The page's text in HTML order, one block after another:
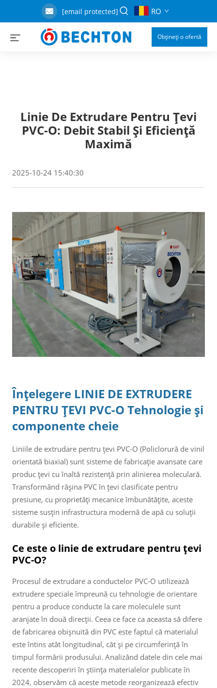
[email protected] RO
Obțineți o ofertă
Linie De Extrudare Pentru Țevi
PVC-O: Debit Stabil Și Eficiență
Maximă
2025-10-24 15:40:30
Înțelegere LINIE DE EXTRUDERE
PENTRU ŢEVI PVC-O Tehnologie și
componente cheie
Liniile de extrudare pentru țevi PVC-O (Policlorură de vinil
orientată biaxial) sunt sisteme de fabricație avansate care
produc țevi cu înaltă rezistență prin alinierea moleculară.
Transformând rășina PVC în țevi clasificate pentru
presiune, cu proprietăți mecanice îmbunătățite, aceste
sisteme susțin infrastructura modernă de apă cu soluții
durabile și eficiente.
Ce este o linie de extrudare pentru țevi
PVC-O?
Procesul de extrudare a conductelor PVC-O utilizează
extrudere speciale împreună cu tehnologie de orientare
pentru a produce conducte la care moleculele sunt
aranjate în două direcții. Ceea ce face ca aceasta să difere
de fabricarea obișnuită din PVC este faptul că materialul
este întins atât longitudinal, cât și pe circumferință în
timpul formării produsului. Analizând datele din cele mai
recente descoperiri în știința materialelor publicate în
2024, observăm că aceste metode reorganizează efectiv